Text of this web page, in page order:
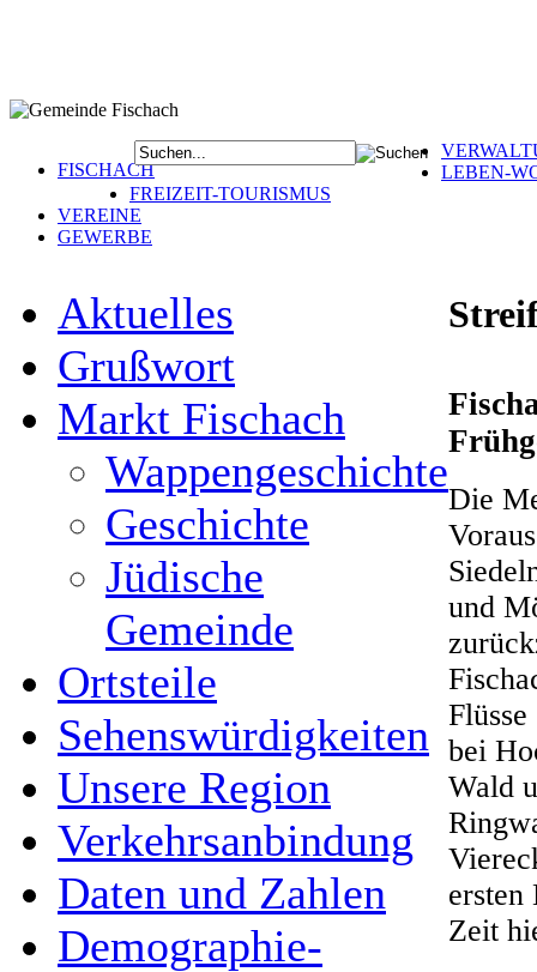
FISCHACH
LEBEN-
FREIZEIT-TOURISMUS
VEREINE
GEWERBE
Aktuelles
Grußwort
Markt Fischach
Wappengeschichte
Geschichte
Jüdische
Gemeinde
Ortsteile
Sehenswürdigkeiten
Unsere Region
Verkehrsanbindung
Daten und Zahlen
Demographie-
Die
und
bei
Wald
ersten
Zeit